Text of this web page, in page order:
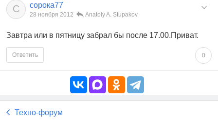
С сорока77
28 ноября 2012 Anatoly A. Stupakov
Завтра или в пятницу забрал бы после 17.00.Приват.
0
Ответить
Техно-форум